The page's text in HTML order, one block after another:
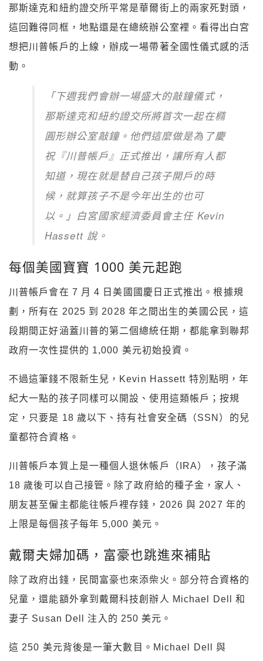
那斯達克和紐約證交所平常是華爾街上的兩家死對頭，
這回難得同框，地點還是在總統辦公室裡。看得出白宮
想把川普帳戶的上線，辦成一場帶著全國性儀式感的活
動。
「下週我們會辦一場盛大的敲鐘儀式，
那斯達克和紐約證交所將首次一起在橢
圓形辦公室敲鐘。他們這麼做是為了慶
祝『川普帳戶』正式推出，讓所有人都
知道，現在就是替自己孩子開戶的時
候，就算孩子不是今年出生的也可
以。」白宮國家經濟委員會主任 Kevin
Hassett 說。
每個美國寶寶 1000 美元起跑
川普帳戶會在 7 月 4 日美國國慶日正式推出。根據規
劃，所有在 2025 到 2028 年之間出生的美國公民，這
段期間正好涵蓋川普的第二個總統任期，都能拿到聯邦
政府一次性提供的 1,000 美元初始投資。
不過這筆錢不限新生兒，Kevin Hassett 特別點明，年
紀大一點的孩子同樣可以開設、使用這類帳戶；按規
定，只要是 18 歲以下、持有社會安全碼（SSN）的兒
童都符合資格。
川普帳戶本質上是一種個人退休帳戶（IRA），孩子滿
18 歲後可以自己接管。除了政府給的種子金，家人、
朋友甚至僱主都能往帳戶裡存錢，2026 與 2027 年的
上限是每個孩子每年 5,000 美元。
戴爾夫婦加碼，富豪也跳進來補貼
除了政府出錢，民間富豪也來添柴火。部分符合資格的
兒童，還能額外拿到戴爾科技創辦人 Michael Dell 和
妻子 Susan Dell 注入的 250 美元。
這 250 美元背後是一筆大數目。Michael Dell 與